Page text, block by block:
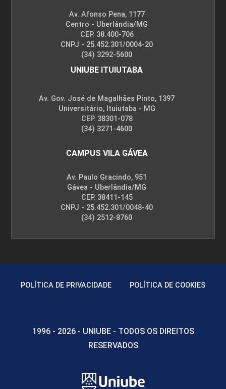
Av. Afonso Pena, 1177
Centro - Uberlândia/MG
CEP. 38.400-706
CNPJ - 25.452.301/0004-20
(34) 3292-5600
UNIUBE ITUIUTABA
Av. Gov. José de Magalhães Pinto, 1397
Universitário, Ituiutaba - MG
CEP. 38301-078
(34) 3271-4600
CAMPUS VILA GÁVEA
Av. Paulo Gracindo, 951
Gávea - Uberlândia/MG
CEP. 38411-145
CNPJ - 25.452.301/0048-40
(34) 2512-8760
POLÍTICA DE PRIVACIDADE POLÍTICA DE COOKIES
1996 - 2026 - UNIUBE - TODOS OS DIREITOS
RESERVADOS